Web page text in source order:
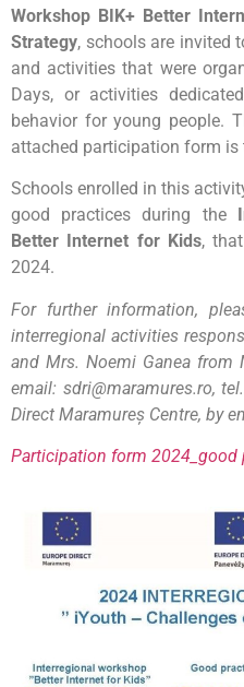
Workshop BIK+ Better
Strategy, schools are invited
and activities that were
Days, or activities
behavior for young people.
attached participation form is
Schools enrolled in this
good practices during the
Better Internet for Kids,
2024.
For further information,
interregional activities
and Mrs. Noemi Ganea from
email: sdri@maramures.ro,
Direct Maramureș Centre, by
Participation form 2024_good